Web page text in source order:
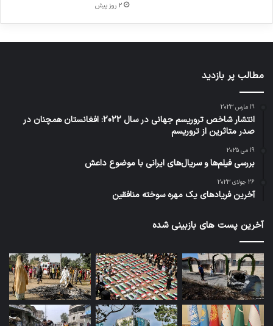
2 روز پیش
مطالب پر بازدید
19 مارس 2023
انتشار شاخص تروریسم جهانی در سال 2022: افغانستان همچنان در
صدر متاثرین از تروریسم
19 می 2025
بررسی فیلم‌ها و سریال‌های ایرانی با موضوع داعش
26 جولای 2023
آخرین فریادهای یک مهره سوخته منافقین
آخرین پست های بازبینی شده